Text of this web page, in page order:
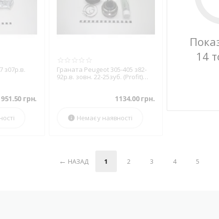
з07р.в.
грн.
Граната Peugeot 305-405 з82-
92р.в. зовн. 22-25зуб. (Profit)
1134.00грн.
Немає у наявності

14
НАЗАД 1 2 3 4 5